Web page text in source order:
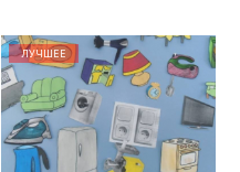
ЛУЧШЕЕ